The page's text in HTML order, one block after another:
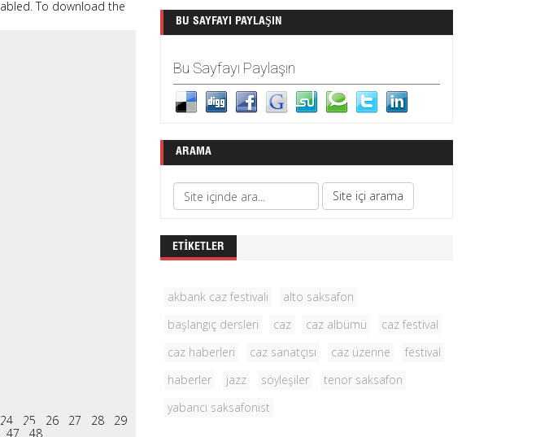
To download the
24 25 26 27 28
29
47 48
BU SAYFAYI PAYLAŞIN
Bu Sayfayı Paylaşın
ARAMA
ETIKETLER
akbank caz festivali
alto saksafon
başlangıç dersleri
caz caz albümü
caz festival
caz haberleri
caz sanatçısı caz üzerine
festival
haberler
jazz söyleşiler
tenor saksafon
yabancı saksafonist